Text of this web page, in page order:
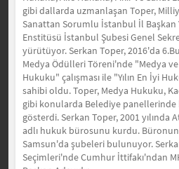
gibi dallarda uzmanlaşan Toper,
Sanattan Sorumlu İstanbul İl Başkan
Enstitüsü İstanbul Şubesi Genel
yürütüyor. Serkan Toper, 2016'da
Medya Ödülleri Töreni'nde "Medya
Hukuku" çalışması ile "Yılın En İyi
sahibi oldu. Toper, Medya Hukuku,
gibi konularda Belediye panellerinde
gösterdi. Serkan Toper, 2001 yılında
adlı hukuk bürosunu kurdu.
Samsun'da şubeleri bulunuyor.
Seçimleri'nde Cumhur İttifakı'ndan